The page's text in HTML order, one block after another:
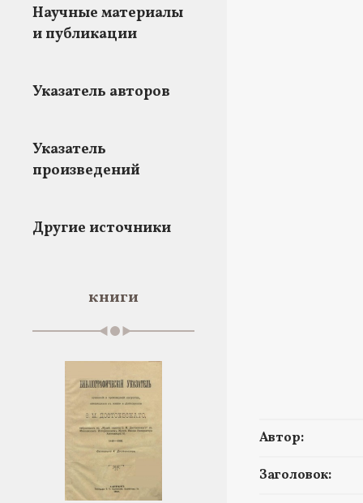
Научные материалы
и публикации
Указатель авторов
Указатель
произведений
Другие источники
книги
Автор:
Заголовок: